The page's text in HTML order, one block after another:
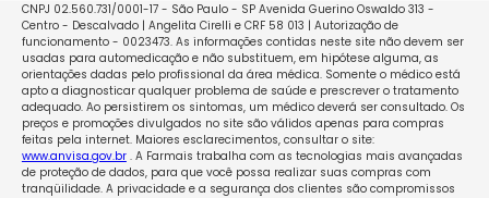
CNPJ 02.560.731/0001-17 - São Paulo - SP Avenida Guerino Oswaldo 313 -
Centro - Descalvado | Angelita Cirelli e CRF 58 013 | Autorização de
funcionamento - 0023473. As informações contidas neste site não devem ser
usadas para automedicação e não substituem, em hipótese alguma, as
orientações dadas pelo profissional da área médica. Somente o médico está
apto a diagnosticar qualquer problema de saúde e prescrever o tratamento
adequado. Ao persistirem os sintomas, um médico deverá ser consultado. Os
preços e promoções divulgados no site são válidos apenas para compras
feitas pela internet. Maiores esclarecimentos, consultar o site:
www.anvisa.gov.br. A Farmais trabalha com as tecnologias mais avançadas
de proteção de dados, para que você possa realizar suas compras com
tranqüilidade. A privacidade e a segurança dos clientes são compromissos